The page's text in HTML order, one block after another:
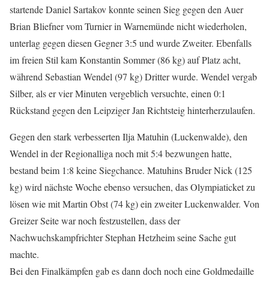
startende Daniel Sartakov konnte seinen Sieg gegen den Auer
Brian Bliefner vom Turnier in Warnemünde nicht wiederholen,
unterlag gegen diesen Gegner 3:5 und wurde Zweiter. Ebenfalls
im freien Stil kam Konstantin Sommer (86 kg) auf Platz acht,
während Sebastian Wendel (97 kg) Dritter wurde. Wendel vergab
Silber, als er vier Minuten vergeblich versuchte, einen 0:1
Rückstand gegen den Leipziger Jan Richtsteig hinterherzulaufen.
Gegen den stark verbesserten Ilja Matuhin (Luckenwalde), den
Wendel in der Regionalliga noch mit 5:4 bezwungen hatte,
bestand beim 1:8 keine Siegchance. Matuhins Bruder Nick (125
kg) wird nächste Woche ebenso versuchen, das Olympiaticket zu
lösen wie mit Martin Obst (74 kg) ein zweiter Luckenwalder. Von
Greizer Seite war noch festzustellen, dass der
Nachwuchskampfrichter Stephan Hetzheim seine Sache gut
machte.
Bei den Finalkämpfen gab es dann doch noch eine Goldmedaille